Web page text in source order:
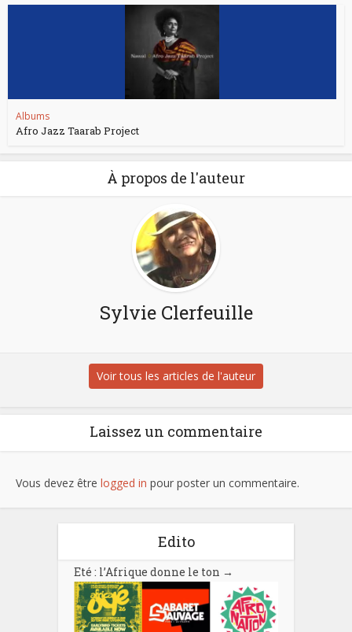
Albums
Afro Jazz Taarab Project
À propos de l'auteur
Sylvie Clerfeuille
Voir tous les articles de l'auteur
Laissez un commentaire
Vous devez être logged in pour poster un commentaire.
Edito
Eté : l’Afrique donne le ton →